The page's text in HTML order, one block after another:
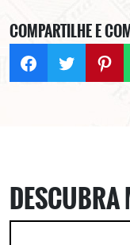
COMPARTILHE E
DESCUBRA